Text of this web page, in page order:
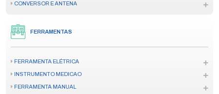
CONVERSOR E ANTENA
FERRAMENTAS
FERRAMENTA ELÉTRICA
INSTRUMENTO MEDICAO
FERRAMENTA MANUAL